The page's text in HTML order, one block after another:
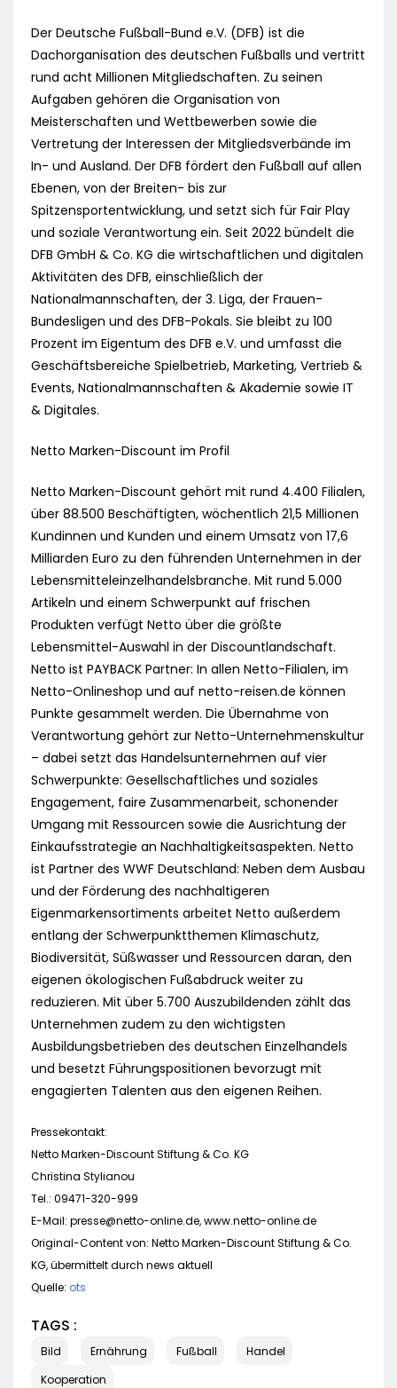
Der Deutsche Fußball-Bund e.V. (DFB) ist die
Dachorganisation des deutschen Fußballs und vertritt
rund acht Millionen Mitgliedschaften. Zu seinen
Aufgaben gehören die Organisation von
Meisterschaften und Wettbewerben sowie die
Vertretung der Interessen der Mitgliedsverbände im
In- und Ausland. Der DFB fördert den Fußball auf allen
Ebenen, von der Breiten- bis zur
Spitzensportentwicklung, und setzt sich für Fair Play
und soziale Verantwortung ein. Seit 2022 bündelt die
DFB GmbH & Co. KG die wirtschaftlichen und digitalen
Aktivitäten des DFB, einschließlich der
Nationalmannschaften, der 3. Liga, der Frauen-
Bundesligen und des DFB-Pokals. Sie bleibt zu 100
Prozent im Eigentum des DFB e.V. und umfasst die
Geschäftsbereiche Spielbetrieb, Marketing, Vertrieb &
Events, Nationalmannschaften & Akademie sowie IT
& Digitales.
Netto Marken-Discount im Profil
Netto Marken-Discount gehört mit rund 4.400 Filialen,
über 88.500 Beschäftigten, wöchentlich 21,5 Millionen
Kundinnen und Kunden und einem Umsatz von 17,6
Milliarden Euro zu den führenden Unternehmen in der
Lebensmitteleinzelhandelsbranche. Mit rund 5.000
Artikeln und einem Schwerpunkt auf frischen
Produkten verfügt Netto über die größte
Lebensmittel-Auswahl in der Discountlandschaft.
Netto ist PAYBACK Partner: In allen Netto-Filialen, im
Netto-Onlineshop und auf netto-reisen.de können
Punkte gesammelt werden. Die Übernahme von
Verantwortung gehört zur Netto-Unternehmenskultur
– dabei setzt das Handelsunternehmen auf vier
Schwerpunkte: Gesellschaftliches und soziales
Engagement, faire Zusammenarbeit, schonender
Umgang mit Ressourcen sowie die Ausrichtung der
Einkaufsstrategie an Nachhaltigkeitsaspekten. Netto
ist Partner des WWF Deutschland: Neben dem Ausbau
und der Förderung des nachhaltigeren
Eigenmarkensortiments arbeitet Netto außerdem
entlang der Schwerpunktthemen Klimaschutz,
Biodiversität, Süßwasser und Ressourcen daran, den
eigenen ökologischen Fußabdruck weiter zu
reduzieren. Mit über 5.700 Auszubildenden zählt das
Unternehmen zudem zu den wichtigsten
Ausbildungsbetrieben des deutschen Einzelhandels
und besetzt Führungspositionen bevorzugt mit
engagierten Talenten aus den eigenen Reihen.
Pressekontakt:
Netto Marken-Discount Stiftung & Co. KG
Christina Stylianou
Tel.: 09471-320-999
E-Mail: presse@netto-online.de, www.netto-online.de
Original-Content von: Netto Marken-Discount Stiftung & Co.
KG, übermittelt durch news aktuell
Quelle: ots
TAGS :
Bild Ernährung Fußball
Handel
Kooperation